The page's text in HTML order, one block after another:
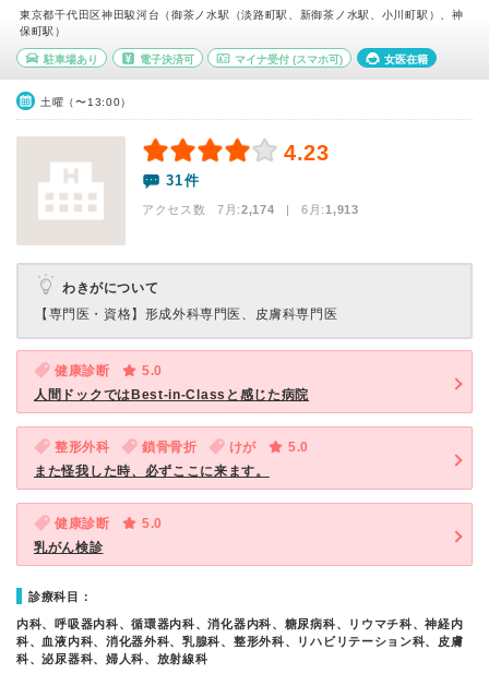
東京都千代田区神田駿河台（御茶ノ水駅（淡路町駅、新御茶ノ水駅、小川町駅）、神
保町駅）
駐車場あり 電子決済可 マイナ受付 (スマホ可) 女医在籍
土曜（〜13:00）
4.23
31件
アクセス数 7月:2,174 | 6月:1,913
わきがについて
【専門医・資格】 形成外科専門医、皮膚科専門医
健康診断
5.0
人間ドックではBest-in-Classと感じた病院
整形外科 鎖骨骨折 けが
5.0
また怪我した時、必ずここに来ます。
健康診断
5.0
乳がん検診
診療科目：
内科、呼吸器内科、循環器内科、消化器内科、糖尿病科、リウマチ科、神経内
科、血液内科、消化器外科、乳腺科、整形外科、リハビリテーション科、皮膚
科、泌尿器科、婦人科、放射線科